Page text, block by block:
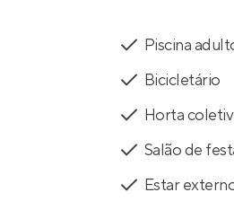
Piscina
Bicicletário
Horta
Salão de
Estar